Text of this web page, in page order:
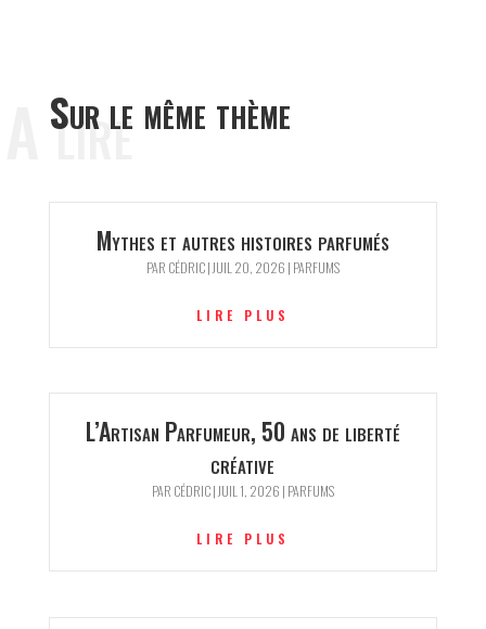
Sur le même thème
A lire
Mythes et autres histoires parfumés
PAR CÉDRIC| JUIL 20, 2026 | PARFUMS
LIRE PLUS
L’Artisan Parfumeur, 50 ans de liberté
créative
PAR CÉDRIC| JUIL 1, 2026 | PARFUMS
LIRE PLUS